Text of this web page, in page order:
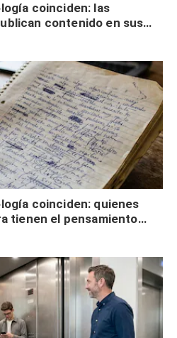
coinciden: las
contenido en sus
buscar validación
coinciden: quienes
tienen el pensamiento
por desinterés